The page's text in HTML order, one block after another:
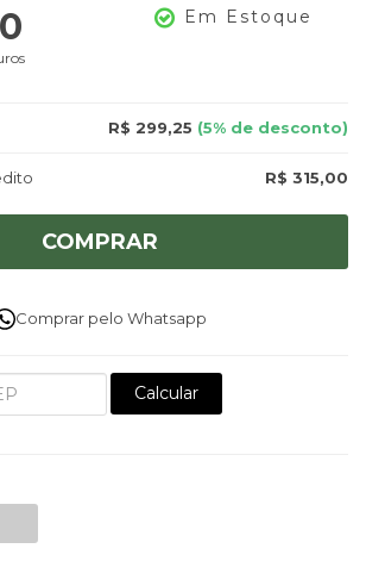
Em Estoque
R$ 299,25 (5% de desconto)
R$ 315,00
COMPRAR
Comprar pelo Whatsapp
Calcular